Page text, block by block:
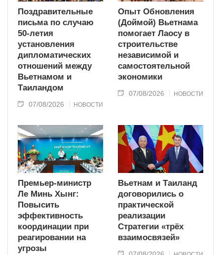
Поздравительные
письма по случаю
50-летия
установления
дипломатических
отношений между
Вьетнамом и
Таиландом
07/08/2026 НОВОСТИ
Опыт Обновления
(Доймой) Вьетнама
помогает Лаосу в
строительстве
независимой и
самостоятельной
экономики
07/08/2026 НОВОСТИ
Премьер-министр
Ле Минь Хынг:
Повысить
эффективность
координации при
реагировании на
угрозы
Вьетнам и Таиланд
договорились о
практической
реализации
Стратегии «трёх
взаимосвязей»